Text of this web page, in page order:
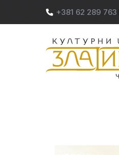
Skip to main content
+381 62 289 763